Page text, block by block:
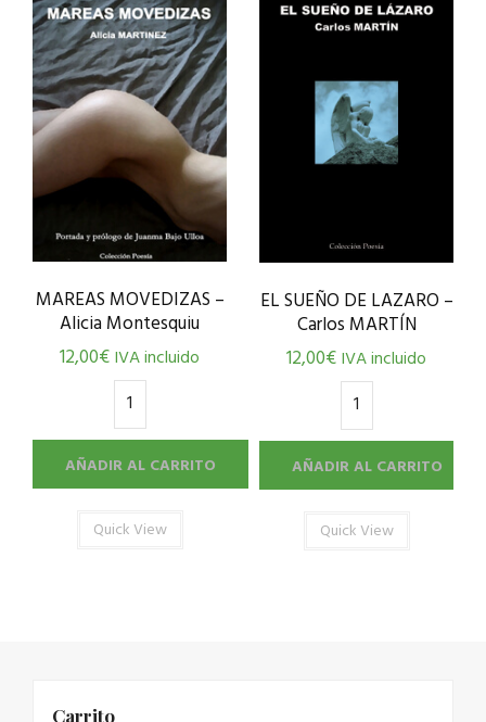
MAREAS MOVEDIZAS –
Alicia Montesquiu
12,00€IVA incluido
AÑADIR AL CARRITO
Quick View
EL SUEÑO DE LAZARO –
Carlos MARTÍN
12,00€IVA incluido
AÑADIR AL CARRITO
Quick View
Carrito